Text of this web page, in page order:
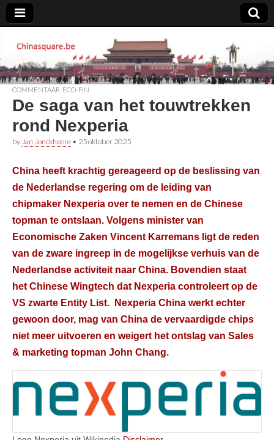
Chinasquare.be
COMMENTAAR ECO-FIN
De saga van het touwtrekken
rond Nexperia
by Jan Jonckheere • 25 oktober 2025
China heeft krachtig gereageerd op de beslissing van
de Nederlandse regering om de leiding van
chipmaker Nexperia over te nemen en de Chinese
topman te ontslaan. Volgens minister van
Economische Zaken Vincent Karremans ligt de reden
van de zware ingreep in de mogelijkse verhuis van de
Nederlandse activiteit naar China. Bovendien staat
het Chinese Wingtech dat Nexperia controleert op de
VS zwarte Entity List. Nexperia China werkt echter
gewoon door, mag van China de vervaardigde chips
niet meer uitvoeren en weigert het ontslag van Sales
& marketing topman John Chang.